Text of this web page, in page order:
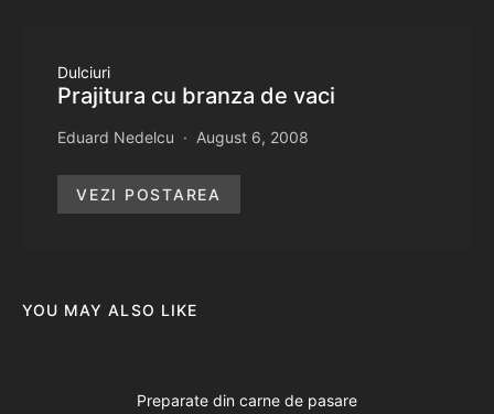
Dulciuri
Prajitura cu branza de vaci
Eduard Nedelcu August 6, 2008
VEZI POSTAREA
YOU MAY ALSO LIKE
Preparate din carne de pasare